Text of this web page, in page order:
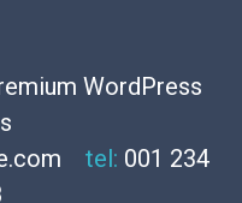
WordPress
tel: 001 234